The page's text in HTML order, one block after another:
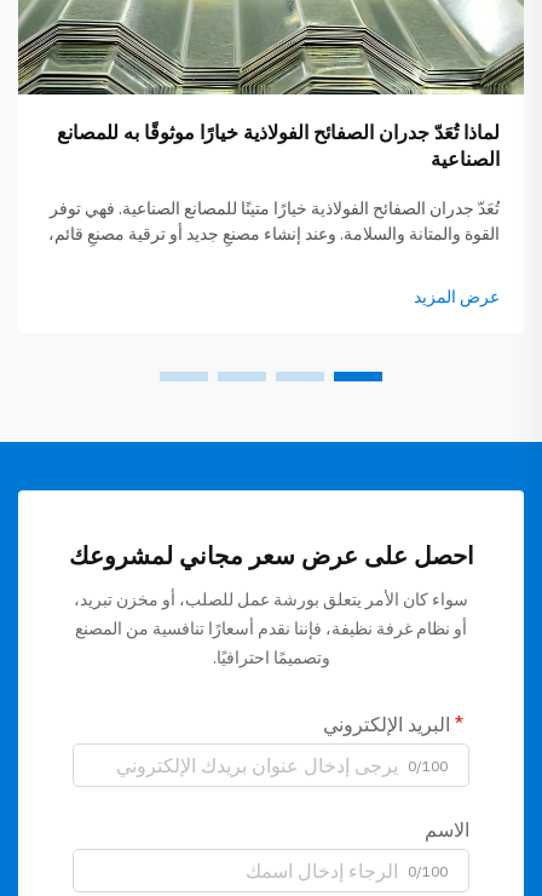
لماذا تُعَدّ جدران الصفائح الفولاذية خيارًا موثوقًا به للمصانع
الصناعية
تُعَدّ جدران الصفائح الفولاذية خيارًا متينًا للمصانع الصناعية. فهي توفر
القوة والمتانة والسلامة. وعند إنشاء مصنعٍ جديد أو ترقية مصنعٍ قائم،
الفولاذية ليست فقط مقاومة للتأثيرات الخارجية، بل تساعد أيضًا في
الحفاظ على كل شيء...
عرض المزيد
احصل على عرض سعر مجاني لمشروعك
سواء كان الأمر يتعلق بورشة عمل للصلب، أو مخزن تبريد،
أو نظام غرفة نظيفة، فإننا نقدم أسعارًا تنافسية من المصنع
وتصميمًا احترافيًا.
البريد الإلكتروني
0/100
الاسم
0/100